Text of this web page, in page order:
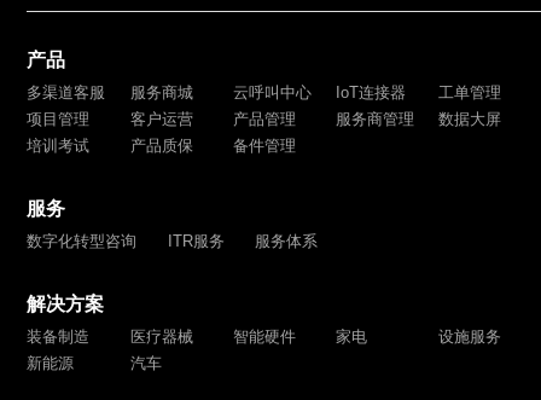
产品
多渠道客服 服务商城 云呼叫中心 IoT连接器
工单管理
项目管理
客户运营 产品管理 服务商管理
数据大屏
培训考试
产品质保 备件管理
服务
数字化转型咨询 ITR服务 服务体系
解决方案
装备制造 医疗器械 智能硬件 家电
设施服务
新能源
汽车